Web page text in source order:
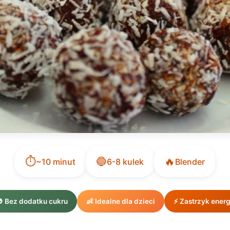
⏱️~10 minut 🔵6-8 kulek 🔥 Blender
Bez dodatku cukru 👶 Idealne dla dzieci ⚡ Zastrzyk